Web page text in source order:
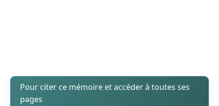
Pour citer ce mémoire et accéder à toutes ses
pages